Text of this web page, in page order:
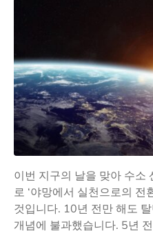
이번 지구의 날을 맞아 수소
로 ‘야망에서 실천으로의 전
것입니다. 10년 전만 해도
개념에 불과했습니다. 5년